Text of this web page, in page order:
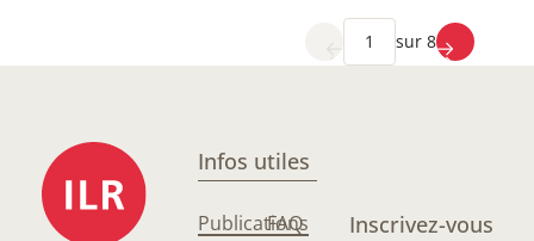
sur 8
Infos utiles
Publications
FAQ Inscrivez-vous